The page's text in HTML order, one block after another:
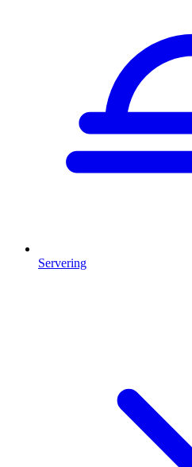
Servering